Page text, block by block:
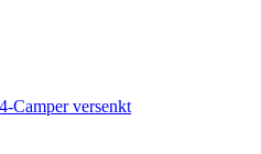
Camper versenkt